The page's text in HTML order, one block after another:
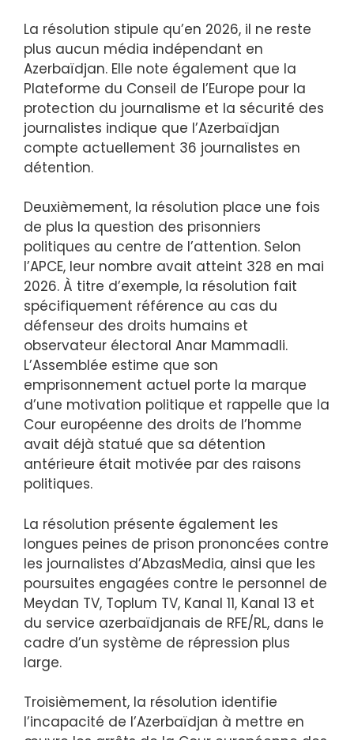
La résolution stipule qu’en 2026, il ne reste
plus aucun média indépendant en
Azerbaïdjan. Elle note également que la
Plateforme du Conseil de l’Europe pour la
protection du journalisme et la sécurité des
journalistes indique que l’Azerbaïdjan
compte actuellement 36 journalistes en
détention.
Deuxièmement, la résolution place une fois
de plus la question des prisonniers
politiques au centre de l’attention. Selon
l’APCE, leur nombre avait atteint 328 en mai
2026. À titre d’exemple, la résolution fait
spécifiquement référence au cas du
défenseur des droits humains et
observateur électoral Anar Mammadli.
L’Assemblée estime que son
emprisonnement actuel porte la marque
d’une motivation politique et rappelle que la
Cour européenne des droits de l’homme
avait déjà statué que sa détention
antérieure était motivée par des raisons
politiques.
La résolution présente également les
longues peines de prison prononcées contre
les journalistes d’AbzasMedia, ainsi que les
poursuites engagées contre le personnel de
Meydan TV, Toplum TV, Kanal 11, Kanal 13 et
du service azerbaïdjanais de RFE/RL, dans le
cadre d’un système de répression plus
large.
Troisièmement, la résolution identifie
l’incapacité de l’Azerbaïdjan à mettre en